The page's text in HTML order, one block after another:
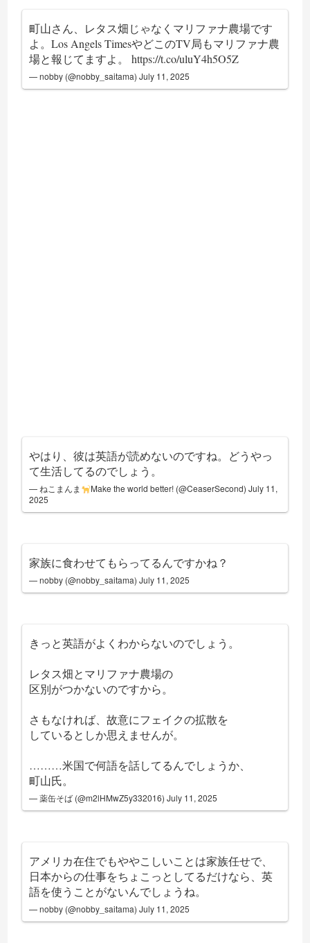
町山さん、レタス畑じゃなくマリファナ農場です
よ。Los Angels TimesやどこのTV局もマリファナ農
場と報じてますよ。https://t.co/uluY4h5O5Z
— nobby (@nobby_saitama)July 11, 2025
やはり、彼は英語が読めないのですね。どうやっ
て生活してるのでしょう。
— ねこまんま Make the world better! (@CeaserSecond) July 11,
2025
家族に食わせてもらってるんですかね？
— nobby (@nobby_saitama)July 11, 2025
きっと英語がよくわからないのでしょう。
レタス畑とマリファナ農場の
区別がつかないのですから。
さもなければ、故意にフェイクの拡散を
しているとしか思えませんが。
………米国で何語を話してるんでしょうか、
町山氏。
— 薬缶そば (@m2lHMwZ5y332016)July 11, 2025
アメリカ在住でもややこしいことは家族任せで、
日本からの仕事をちょこっとしてるだけなら、英
語を使うことがないんでしょうね。
— nobby (@nobby_saitama)July 11, 2025